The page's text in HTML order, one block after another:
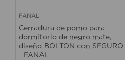
FANAL
Cerradura de pomo para
dormitorio de negro mate,
diseño BOLTON con SEGURO.
- FANAL